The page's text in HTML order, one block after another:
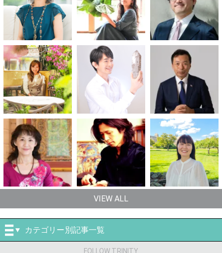
VIEW ALL
カテゴリー別記事一覧
FOLLOW TRINITY